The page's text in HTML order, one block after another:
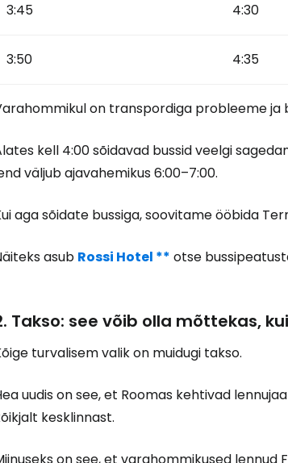
3:45 4:30
3:50 4:35
on transpordiga probleeme ja
kell 4:00 sõidavad bussid veelgi
väljub ajavahemikus 6:00–7:00.
aga sõidate bussiga, soovitame ööbida
asub Rossi Hotel ** otse
Takso: see võib olla mõttekas,
turvalisem valik on muidugi takso.
uudis on see, et Roomas kehtivad
kesklinnast.